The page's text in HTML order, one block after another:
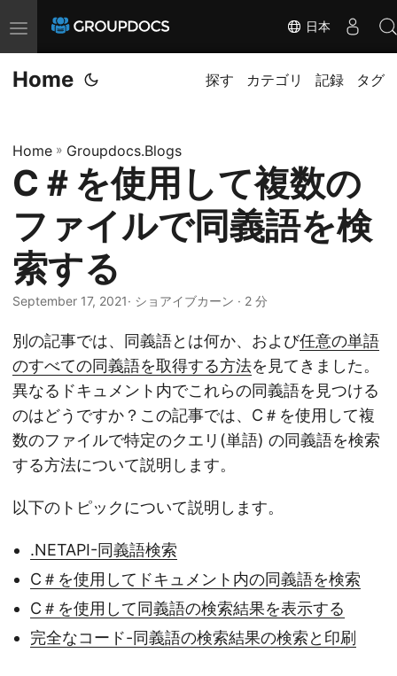
T
o
g
e
n
i
g
a
i
o
n
日本
Home 探す カテゴリ 記録 タグ
Home » Groupdocs.Blogs
C＃を使用して複数の
ファイルで同義語を検
索する
September 17, 2021· ショアイブカーン · 2 分
別の記事では、同義語とは何か、および任意の単語
のすべての同義語を取得する方法を見てきました。
異なるドキュメント内でこれらの同義語を見つける
のはどうですか？この記事では、C＃を使用して複
数のファイルで特定のクエリ(単語) の同義語を検索
する方法について説明します。
以下のトピックについて説明します。
.NETAPI-同義語検索
C＃を使用してドキュメント内の同義語を検索
C＃を使用して同義語の検索結果を表示する
完全なコード-同義語の検索結果の検索と印刷